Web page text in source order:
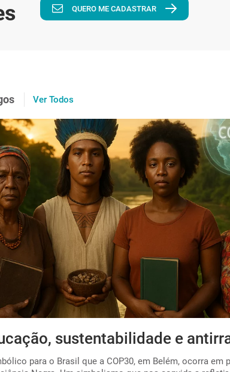
QUERO ME CADASTRAR
Ver Todos
sustentabilidade e
para o Brasil que a COP30, em Belém, ocorra em